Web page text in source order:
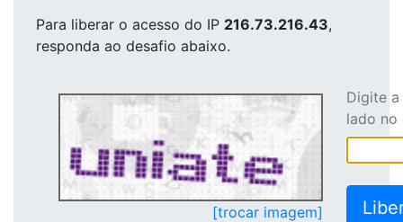
Para liberar o acesso do IP 216.73.216.43,
responda ao desafio abaixo.
[trocar imagem]
Digite
lado no